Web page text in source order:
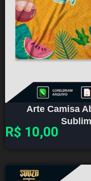
Arte Camisa
R$ 10,00